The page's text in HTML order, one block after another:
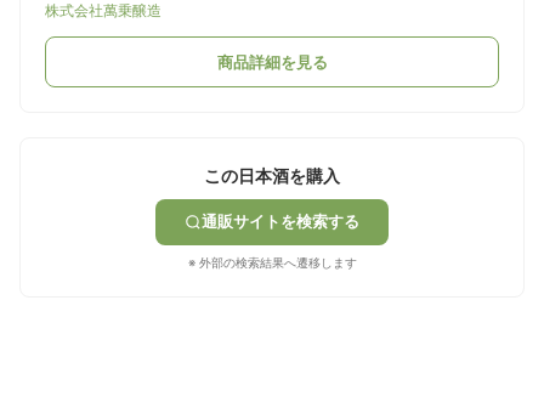
株式会社萬乗醸造
商品詳細を見る
この日本酒を購入
通販サイトを検索する
※ 外部の検索結果へ遷移します